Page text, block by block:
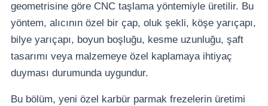
geometrisine göre CNC taşlama yöntemiyle üretilir. Bu
yöntem, alıcının özel bir çap, oluk şekli, köşe yarıçapı,
bilye yarıçapı, boyun boşluğu, kesme uzunluğu, şaft
tasarımı veya malzemeye özel kaplamaya ihtiyaç
duyması durumunda uygundur.
Bu bölüm, yeni özel karbür parmak frezelerin üretimi